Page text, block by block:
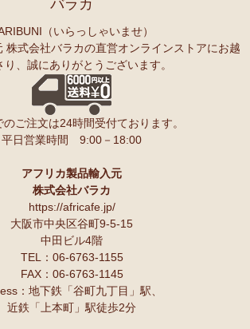
で仕立てた新作登場！『ニッポンの技×アフリ
んハンドバッグ～キテンゲ本革仕立て～キテ
ィ◇で仕立てた新作登場！『ニッポンの技×ア
ファスナー～キテンゲ本革仕立て
仕立てた新作登場！『ニッポンの技×アフリカ
プストーン オブジェ カバ絵皿
キーホルダー バッグチャーム
新入荷！
ィンガ・アート～ロングサイズ（縦長・横長）
ィンガ・アート～Lサイズの作品 新入荷！作家
ゴリーでご紹介します
ジバルスパイスMIXスパイスのご感想
ベントで購入して以来、未使用だったのですが、
、これはおいしい！と思い、今回たくさん購入さ
。
したいと思います♪
性も奥深いですよね。
ューナッツへのご感想
ーヒーとカシューナッツを受け取りました。
ーストの感じもよく豆本来の甘みもあり、とても
大好きで、食べだしたら止まりません。
ンゲ オトナのステテコパンツへのご感想
動きやすい。履きやすい。
バラカ
（いらっしゃいませ）
株式会社バラカの直営オンラインストアにお越
り、誠にありがとうございます。
のご注文は24時間受付ております。
平日営業時間 9:00－18:00
アフリカ製品輸入元
株式会社バラカ
https://africafe.jp/
大阪市中央区谷町9-5-15
中田ビル4階
TEL：06-6763-1155
FAX：06-6763-1145
：地下鉄「谷町九丁目」駅、
近鉄「上本町」駅徒歩2分